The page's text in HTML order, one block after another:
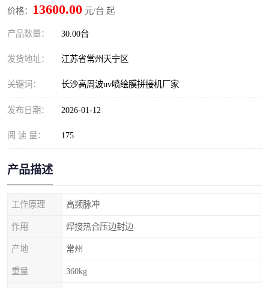
价格： 13600.00 元/台 起
产品数量： 30.00台
发货地址： 江苏省常州天宁区
关键词： 长沙高周波uv喷绘膜拼接机厂家
发布日期： 2026-01-12
阅 读 量： 175
产品描述
工作原理 高频脉冲
作用 焊接热合压边封边
产地 常州
重量 360kg